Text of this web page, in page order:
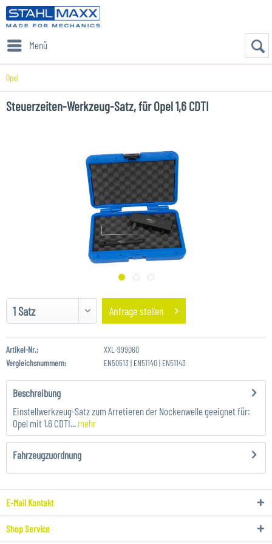
Menü
Opel
Steuerzeiten-Werkzeug-Satz, für Opel 1,6 CDTI
Anfrage stellen
Artikel-Nr.:
XXL-999060
Vergleichsnummern:
EN50513 | EN51140 | EN51143
Beschreibung
Einstellwerkzeug-Satz zum Arretieren der Nockenwelle geeignet für:
Opel mit 1.6 CDTI... mehr
Fahrzeugzuordnung
E-Mail Kontakt
Shop Service